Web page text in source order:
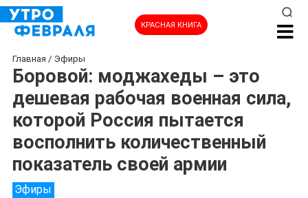
КРАСНАЯ КНИГА
Главная / Эфиры
Боровой: моджахеды – это
дешевая рабочая военная сила,
которой Россия пытается
восполнить количественный
показатель своей армии
Эфиры